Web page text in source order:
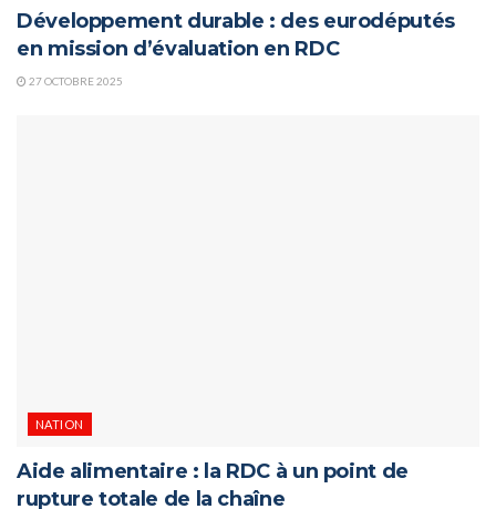
Développement durable : des eurodéputés
en mission d’évaluation en RDC
27 OCTOBRE 2025
NATION
Aide alimentaire : la RDC à un point de
rupture totale de la chaîne